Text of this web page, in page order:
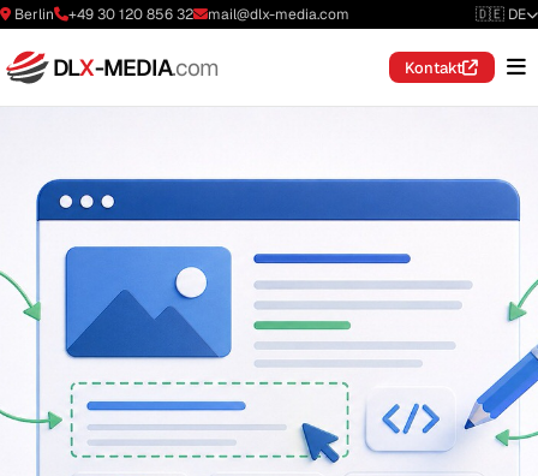
Berlin +49 30 120 856 32 mail@dlx-media.com 🇩🇪 DE
DLX-MEDIA.com Kontakt